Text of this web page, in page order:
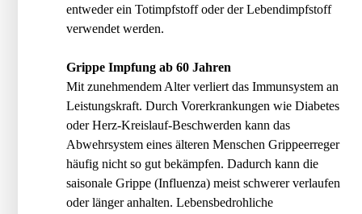
entweder ein Totimpfstoff oder der Lebendimpfstoff
verwendet werden.
Grippe Impfung ab 60 Jahren
Mit zunehmendem Alter verliert das Immunsystem an
Leistungskraft. Durch Vorerkrankungen wie Diabetes
oder Herz-Kreislauf-Beschwerden kann das
Abwehrsystem eines älteren Menschen Grippeerreger
häufig nicht so gut bekämpfen. Dadurch kann die
saisonale Grippe (Influenza) meist schwerer verlaufen
oder länger anhalten. Lebensbedrohliche